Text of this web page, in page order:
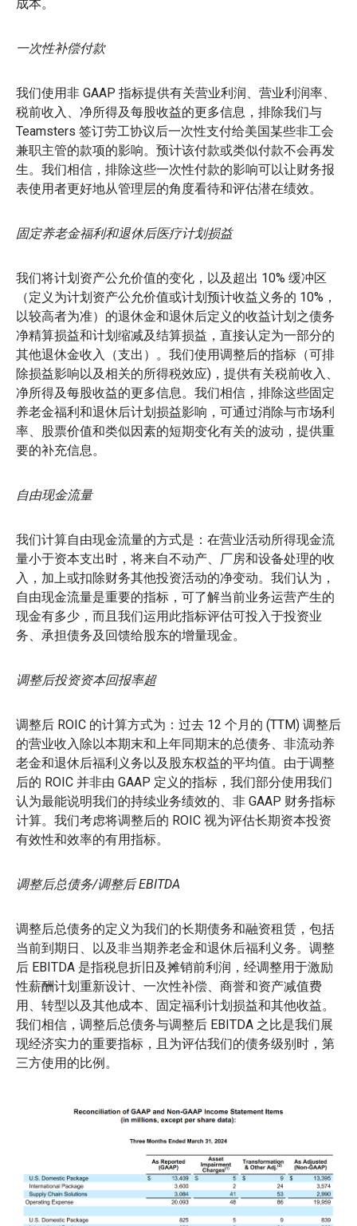
成本。
一次性补偿付款
我们使用非 GAAP 指标提供有关营业利润、营业利润率、
税前收入、净所得及每股收益的更多信息，排除我们与
Teamsters 签订劳工协议后一次性支付给美国某些非工会
兼职主管的款项的影响。预计该付款或类似付款不会再发
生。我们相信，排除这些一次性付款的影响可以让财务报
表使用者更好地从管理层的角度看待和评估潜在绩效。
固定养老金福利和退休后医疗计划损益
我们将计划资产公允价值的变化，以及超出 10% 缓冲区
（定义为计划资产公允价值或计划预计收益义务的 10%，
以较高者为准）的退休金和退休后定义的收益计划之债务
净精算损益和计划缩减及结算损益，直接认定为一部分的
其他退休金收入（支出）。我们使用调整后的指标（可排
除损益影响以及相关的所得税效应)，提供有关税前收入、
净所得及每股收益的更多信息。我们相信，排除这些固定
养老金福利和退休后计划损益影响，可通过消除与市场利
率、股票价值和类似因素的短期变化有关的波动，提供重
要的补充信息。
自由现金流量
我们计算自由现金流量的方式是：在营业活动所得现金流
量小于资本支出时，将来自不动产、厂房和设备处理的收
入，加上或扣除财务其他投资活动的净变动。我们认为，
自由现金流量是重要的指标，可了解当前业务运营产生的
现金有多少，而且我们运用此指标评估可投入于投资业
务、承担债务及回馈给股东的增量现金。
调整后投资资本回报率超
调整后 ROIC 的计算方式为：过去 12 个月的 (TTM) 调整后
的营业收入除以本期末和上年同期末的总债务、非流动养
老金和退休后福利义务以及股东权益的平均值。由于调整
后的 ROIC 并非由 GAAP 定义的指标，我们部分使用我们
认为最能说明我们的持续业务绩效的、非 GAAP 财务指标
计算。我们考虑将调整后的 ROIC 视为评估长期资本投资
有效性和效率的有用指标。
调整后总债务/调整后 EBITDA
调整后总债务的定义为我们的长期债务和融资租赁，包括
当前到期日、以及非当期养老金和退休后福利义务。调整
后 EBITDA 是指税息折旧及摊销前利润，经调整用于激励
性薪酬计划重新设计、一次性补偿、商誉和资产减值费
用、转型以及其他成本、固定福利计划损益和其他收益。
我们相信，调整后总债务与调整后 EBITDA 之比是我们展
现经济实力的重要指标，且为评估我们的债务级别时，第
三方使用的比例。